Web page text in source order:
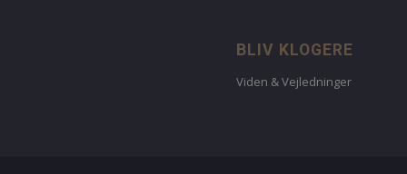
BLIV KLOGERE
Viden & Vejledninger